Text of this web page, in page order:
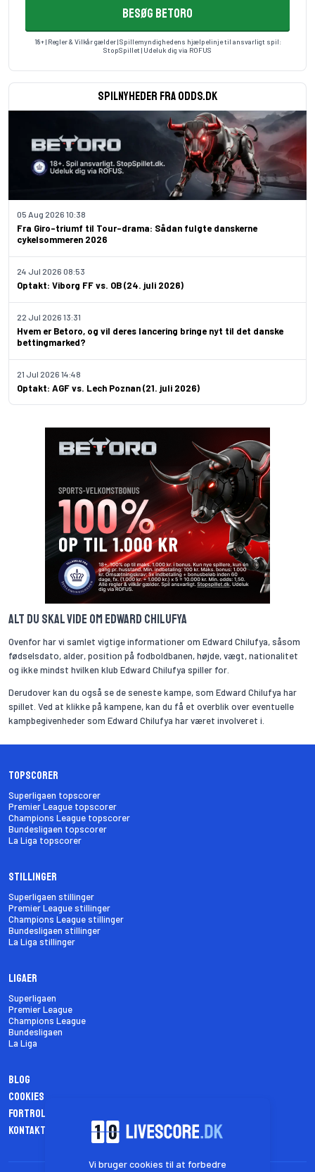
BESØG BETORO
18+ | Regler & Vilkår gælder | Spillemyndighedens hjælpelinje til ansvarligt spil:
StopSpillet | Udeluk dig via ROFUS
Spilnyheder fra odds.dk
Fra Giro-triumf til Tour-drama: Sådan fulgte danskerne
cykelsommeren 2026
05 Aug 2026 10:38
Optakt: Viborg FF vs. OB (24. juli 2026)
24 Jul 2026 08:53
Hvem er Betoro, og vil deres lancering bringe nyt til det danske
bettingmarked?
22 Jul 2026 13:31
Optakt: AGF vs. Lech Poznan (21. juli 2026)
21 Jul 2026 14:48
Alt du skal vide om Edward Chilufya
Ovenfor har vi samlet vigtige informationer om Edward Chilufya, såsom
fødselsdato, alder, position på fodboldbanen, højde, vægt, nationalitet
og ikke mindst hvilken klub Edward Chilufya spiller for.
Derudover kan du også se de seneste kampe, som Edward Chilufya har
spillet. Ved at klikke på kampene, kan du få et overblik over eventuelle
kampbegivenheder som Edward Chilufya har været involveret i.
Topscorer
Superligaen topscorer
Premier League topscorer
Champions League topscorer
Bundesligaen topscorer
La Liga topscorer
Stillinger
Superligaen stillinger
Premier League stillinger
Champions League stillinger
Bundesligaen stillinger
La Liga stillinger
Ligaer
Superligaen
Premier League
Champions League
Bundesligaen
La Liga
Blog
Cookies
Fortrolighedspolitik
Kontakt os
Vi bruger cookies til at forbedre